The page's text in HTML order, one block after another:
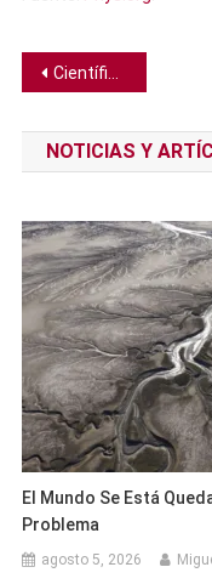
Navegación
de
entradas
Científicos ahora saben el porqué de la repentina pérdida del hielo marino antártico
NOTICIAS Y
El Mundo Se Está
Problema
agosto 5, 2026